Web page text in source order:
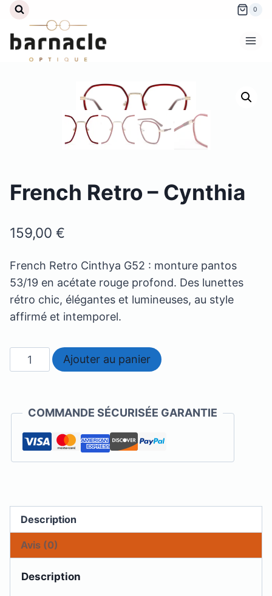
Aller
contenu
0
French Retro – Cynthia
159,00€
French Retro Cinthya G52 : monture pantos
53/19 en acétate rouge profond. Des lunettes
rétro chic, élégantes et lumineuses, au style
affirmé et intemporel.
quantité
de
Retro
Cynthia
Ajouter au panier
COMMANDE SÉCURISÉE GARANTIE
Description
Avis (0)
Description